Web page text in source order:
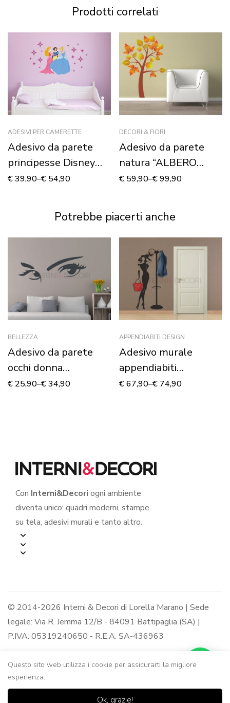
Prodotti correlati
ADESIVI PER CAMERETTE
Adesivo da parete
principesse Disney
“COME NELLE
€39,90–€ 54,90
DECORI & FIORI
Adesivo da parete
natura “ALBERO
D’AUTUNNO”
€ 59,90–€99,90
Potrebbe piacerti anche
BELLEZZA
Adesivo da parete
occhi donna
“SGUARDO
€ 25,90–€34,90
APPENDIABITI DESIGN
Adesivo murale
appendiabiti
“ELEGANT HANGER”
€67,90–€ 74,90
Con Interni&Decori ogni ambiente
diventa unico: quadri moderni, stampe
su tela, adesivi murali e tanto altro.
© 2014-2026 Interni & Decori di Lorella Marano | Sede
legale: Via R. Jemma 12/B - 84091 Battipaglia (SA) |
P.IVA: 05319240650 - R.E.A. SA-436963
Questo sito web utilizza i cookie per assicurarti la migliore
esperienza.
Ok, grazie!
0